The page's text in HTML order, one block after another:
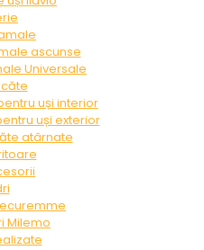
ascunse
Universale
uși interior
uși exterior
atârnate
Milemo